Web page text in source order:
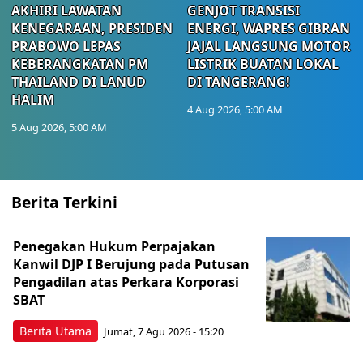
AKHIRI LAWATAN
KENEGARAAN, PRESIDEN
PRABOWO LEPAS
KEBERANGKATAN PM
THAILAND DI LANUD
HALIM
5 Aug 2026, 5:00 AM
GENJOT TRANSISI
ENERGI, WAPRES GIBRAN
JAJAL LANGSUNG MOTOR
LISTRIK BUATAN LOKAL
DI TANGERANG!
4 Aug 2026, 5:00 AM
Berita Terkini
Berita Utama
Penegakan Hukum Perpajakan
Kanwil DJP I Berujung pada Putusan
Pengadilan atas Perkara Korporasi
SBAT
Jumat, 7 Agu 2026 - 15:20